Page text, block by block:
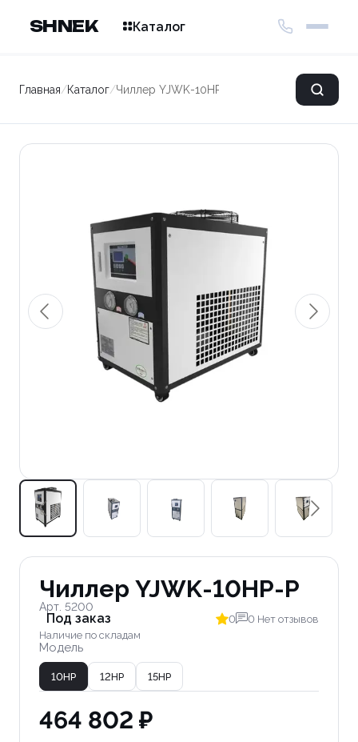
SHNEK Каталог
Главная/Каталог/Чиллер YJWK-10HP-P
Чиллер YJWK-10HP-P
Арт. 5200
Под заказ
Наличие по складам
0 0 Нет отзывов
Модель
10HP 12HP 15HP
464 802 ₽